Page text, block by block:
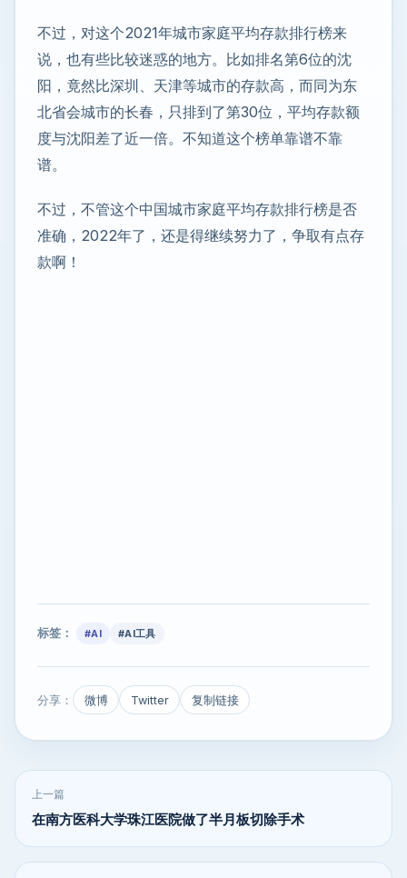
不过，对这个2021年城市家庭平均存款排行榜来
说，也有些比较迷惑的地方。比如排名第6位的沈
阳，竟然比深圳、天津等城市的存款高，而同为东
北省会城市的长春，只排到了第30位，平均存款额
度与沈阳差了近一倍。不知道这个榜单靠谱不靠
谱。
不过，不管这个中国城市家庭平均存款排行榜是否
准确，2022年了，还是得继续努力了，争取有点存
款啊！
标签： #AI #AI工具
分享： 微博 Twitter 复制链接
上一篇
在南方医科大学珠江医院做了半月板切除手术